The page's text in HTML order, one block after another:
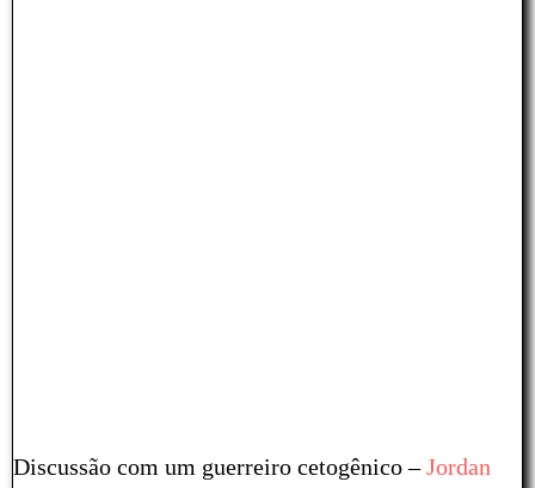
Discussão com um guerreiro cetogênico –Jordan